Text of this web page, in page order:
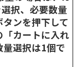
択、必要数量
ンを押下して
「カートに入れ
選択は1個で